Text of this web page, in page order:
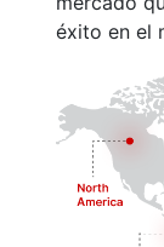
éxito en el